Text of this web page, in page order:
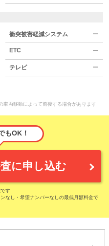
衝突被害軽減システム ー
ETC ー
テレビ ー
両移動によって前後する場合があります
もOK！
に申し込む
す
なし・希望ナンバーなしの最低月額料金で